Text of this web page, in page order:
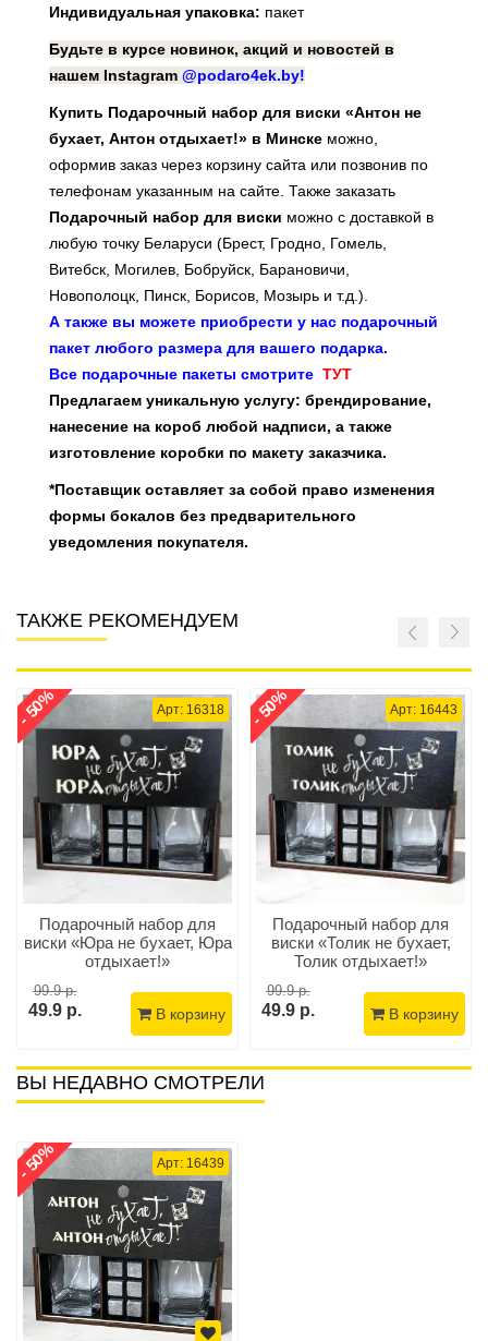
Индивидуальная упаковка: пакет
Будьте в курсе новинок, акций и новостей в
нашем Instagram @podaro4ek.by!
Купить Подарочный набор для виски «Антон не
бухает, Антон отдыхает!» в Минске можно,
оформив заказ через корзину сайта или позвонив по
телефонам указанным на сайте. Также заказать
Подарочный набор для виски можно с доставкой в
любую точку Беларуси (Брест, Гродно, Гомель,
Витебск, Могилев, Бобруйск, Барановичи,
Новополоцк, Пинск, Борисов, Мозырь и т.д.).
А также вы можете приобрести у нас подарочный
пакет любого размера для вашего подарка.
Все подарочные пакеты смотрите ТУТ
Предлагаем уникальную услугу: брендирование,
нанесение на короб любой надписи, а также
изготовление коробки по макету заказчика.
*Поставщик оставляет за собой право изменения
формы бокалов без предварительного
уведомления покупателя.
ТАКЖЕ РЕКОМЕНДУЕМ
Арт: 16318
Подарочный набор для
виски «Юра не бухает, Юра
отдыхает!»
99.9 р.
49.9 р.
- 50%
В корзину
Арт: 16443
Подарочный набор для
виски «Толик не бухает,
Толик отдыхает!»
99.9 р.
49.9 р.
- 50%
В корзину
ВЫ НЕДАВНО СМОТРЕЛИ
Арт: 16439
- 50%